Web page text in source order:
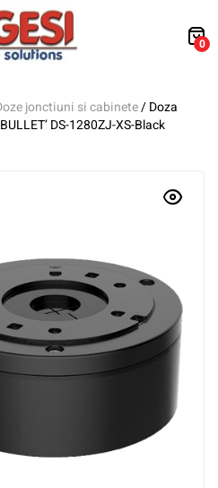
0
jonctiuni si cabinete/ Doza
DS-1280ZJ-XS-Black